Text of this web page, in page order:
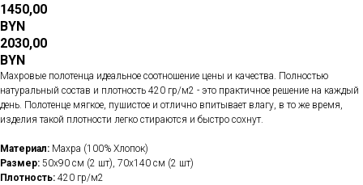
1450,00
BYN
2030,00
BYN
Махровые полотенца идеальное соотношение цены и качества. Полностью
натуральный состав и плотность 420 гр/м2 - это практичное решение на каждый
день. Полотенце мягкое, пушистое и отлично впитывает влагу, в то же время,
изделия такой плотности легко стираются и быстро сохнут.
Материал: Махра (100% Хлопок)
Размер: 50х90 см (2 шт), 70х140 см (2 шт)
Плотность: 420 гр/м2